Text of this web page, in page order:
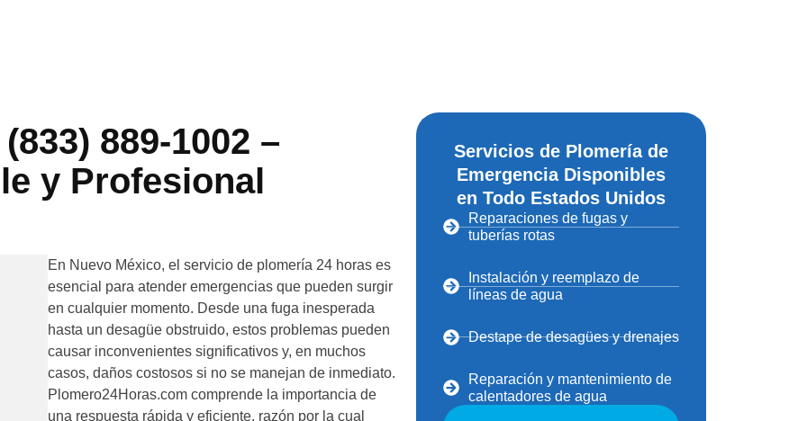
889-1002 –
y Profesional
En Nuevo México, el servicio de plomería 24 horas es
esencial para atender emergencias que pueden surgir
en cualquier momento. Desde una fuga inesperada
hasta un desagüe obstruido, estos problemas pueden
causar inconvenientes significativos y, en muchos
casos, daños costosos si no se manejan de inmediato.
Plomero24Horas.com comprende la importancia de
una respuesta rápida y eficiente, razón por la cual
Servicios de Plomería de
Emergencia Disponibles
en Todo Estados Unidos
Reparaciones de fugas y
tuberías rotas
Instalación y reemplazo de
líneas de agua
Destape de desagües y drenajes
Reparación y mantenimiento de
calentadores de agua